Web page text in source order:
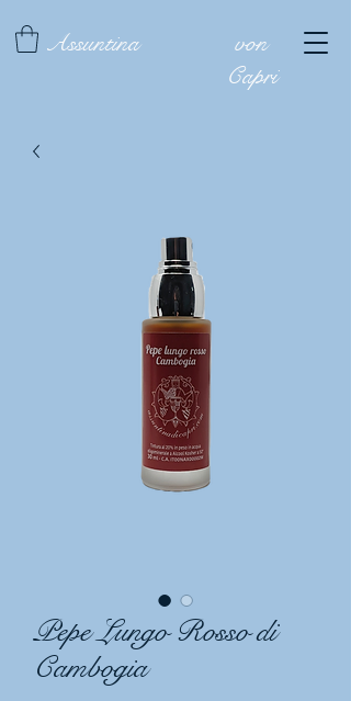
Assuntina
von
Capri
Pepe Lungo Rosso di
Cambogia